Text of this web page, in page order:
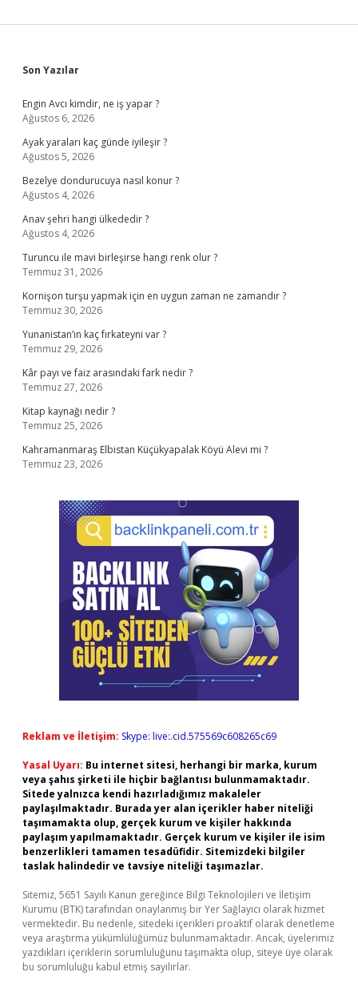
Sidebar
Son Yazılar
Engin Avcı kimdir, ne iş yapar ?
Ağustos 6, 2026
Ayak yaraları kaç günde iyileşir ?
Ağustos 5, 2026
Bezelye dondurucuya nasıl konur ?
Ağustos 4, 2026
Anav şehri hangi ülkededir ?
Ağustos 4, 2026
Turuncu ile mavi birleşirse hangi renk olur ?
Temmuz 31, 2026
Kornişon turşu yapmak için en uygun zaman ne zamandır ?
Temmuz 30, 2026
Yunanistan’ın kaç fırkateyni var ?
Temmuz 29, 2026
Kâr payı ve faiz arasındaki fark nedir ?
Temmuz 27, 2026
Kitap kaynağı nedir ?
Temmuz 25, 2026
Kahramanmaraş Elbistan Küçükyapalak Köyü Alevi mi ?
Temmuz 23, 2026
Reklam ve İletişim: Skype: live:.cid.575569c608265c69
Yasal Uyarı: Bu internet sitesi, herhangi bir marka, kurum
veya şahıs şirketi ile hiçbir bağlantısı bulunmamaktadır.
Sitede yalnızca kendi hazırladığımız makaleler
paylaşılmaktadır. Burada yer alan içerikler haber niteliği
taşımamakta olup, gerçek kurum ve kişiler hakkında
paylaşım yapılmamaktadır. Gerçek kurum ve kişiler ile isim
benzerlikleri tamamen tesadüfidir. Sitemizdeki bilgiler
taslak halindedir ve tavsiye niteliği taşımazlar.
Sitemiz, 5651 Sayılı Kanun gereğince Bilgi Teknolojileri ve İletişim
Kurumu (BTK) tarafından onaylanmış bir Yer Sağlayıcı olarak hizmet
vermektedir. Bu nedenle, sitedeki içerikleri proaktif olarak denetleme
veya araştırma yükümlülüğümüz bulunmamaktadır. Ancak, üyelerimiz
yazdıkları içeriklerin sorumluluğunu taşımakta olup, siteye üye olarak
bu sorumluluğu kabul etmiş sayılırlar.